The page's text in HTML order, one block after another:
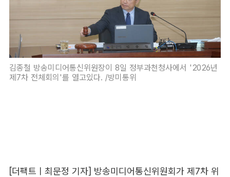
김종철 방송미디어통신위원장이 8일 정부과천청사에서 '2026년
제7차 전체회의'를 열고있다. /방미통위
[더팩트ㅣ최문정 기자] 방송미디어통신위원회가 제7차 위